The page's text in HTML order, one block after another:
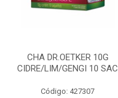
CHA DR.OETKER 10G
CIDRE/LIM/GENGI 10 SAC
Código: 427307